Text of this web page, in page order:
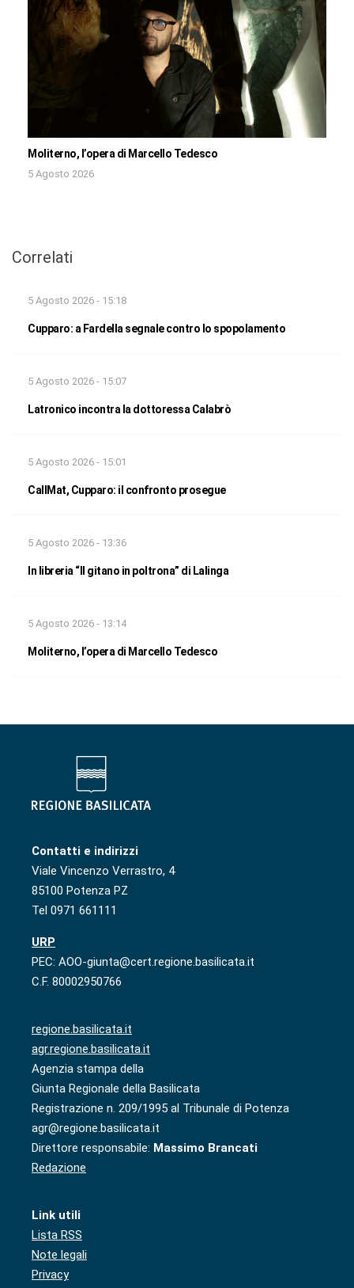
Moliterno, l’opera di Marcello Tedesco
5 Agosto 2026
Correlati
5 Agosto 2026 - 15:18
Cupparo: a Fardella segnale contro lo spopolamento
5 Agosto 2026 - 15:07
Latronico incontra la dottoressa Calabrò
5 Agosto 2026 - 15:01
CallMat, Cupparo: il confronto prosegue
5 Agosto 2026 - 13:36
In libreria “Il gitano in poltrona” di Lalinga
5 Agosto 2026 - 13:14
Moliterno, l’opera di Marcello Tedesco
Contatti e indirizzi
Viale Vincenzo Verrastro, 4
85100 Potenza PZ
Tel 0971 661111
URP
PEC: AOO-giunta@cert.regione.basilicata.it
C.F. 80002950766
regione.basilicata.it
agr.regione.basilicata.it
Agenzia stampa della
Giunta Regionale della Basilicata
Registrazione n. 209/1995 al Tribunale di Potenza
agr@regione.basilicata.it
Direttore responsabile: Massimo Brancati
Redazione
Link utili
Lista RSS
Note legali
Privacy